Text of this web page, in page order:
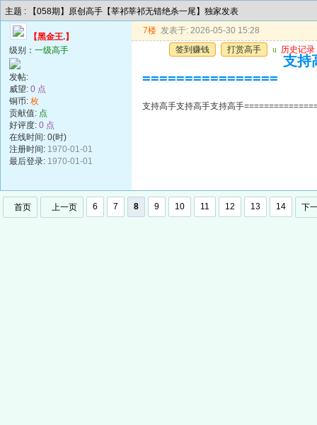
主题 : 【058期】原创高手【莘祁莘祁无错绝杀一尾】独家发表
【黑金王.】
级别： 一级高手
发帖:
威望: 0 点
铜币: 枚
贡献值: 点
好评度: 0 点
在线时间: 0(时)
注册时间: 1970-01-01
最后登录: 1970-01-01
7楼 发表于: 2026-05-30 15:28
签到赚钱
打赏高手 u 历史记录
支持
================
支持高手支持高手支持高手
首页 上一页 6 7 8 9 10 11 12 13 14 下